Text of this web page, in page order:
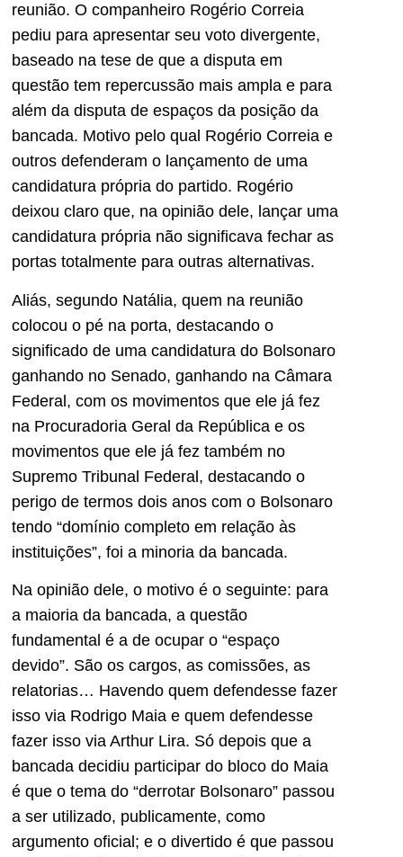
reunião. O companheiro Rogério Correia
pediu para apresentar seu voto divergente,
baseado na tese de que a disputa em
questão tem repercussão mais ampla e para
além da disputa de espaços da posição da
bancada. Motivo pelo qual Rogério Correia e
outros defenderam o lançamento de uma
candidatura própria do partido. Rogério
deixou claro que, na opinião dele, lançar uma
candidatura própria não significava fechar as
portas totalmente para outras alternativas.
Aliás, segundo Natália, quem na reunião
colocou o pé na porta, destacando o
significado de uma candidatura do Bolsonaro
ganhando no Senado, ganhando na Câmara
Federal, com os movimentos que ele já fez
na Procuradoria Geral da República e os
movimentos que ele já fez também no
Supremo Tribunal Federal, destacando o
perigo de termos dois anos com o Bolsonaro
tendo “domínio completo em relação às
instituições”, foi a minoria da bancada.
Na opinião dele, o motivo é o seguinte: para
a maioria da bancada, a questão
fundamental é a de ocupar o “espaço
devido”. São os cargos, as comissões, as
relatorias… Havendo quem defendesse fazer
isso via Rodrigo Maia e quem defendesse
fazer isso via Arthur Lira. Só depois que a
bancada decidiu participar do bloco do Maia
é que o tema do “derrotar Bolsonaro” passou
a ser utilizado, publicamente, como
argumento oficial; e o divertido é que passou